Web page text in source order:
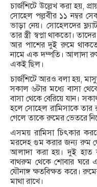
চার্জশিটে উল্লেখ করা হয়,
সোহেল পল্লবীর ১১ নম্বর
ভাড়া নেয়। সোহেলদের
তার স্ত্রী স্বপ্না থাকতো।
আর পাশের দুই রুমে
নামে এক দম্পতি। আলাদা
একই ছিল।
চার্জশিটে আরও বলা হয়,
সকাল ৬টার মধ্যে বাসা
বাসা থেকে বেরিয়ে যান।
হলে সোহেল রামিসাকে
গেলে তাকে রুমের ভেতরে
এসময় রামিসা চিৎকার
মরদেহ গুম করার জন্য রুম
আলাদা করা হয়। দুই হাত
বাথরুম থেকে শোবার ঘরে
যৌনাঙ্গ ক্ষতবিক্ষত করে।
মাথা রাখে।